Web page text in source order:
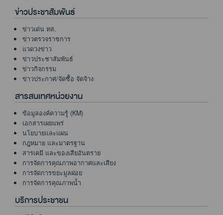
ข่าวประชาสัมพันธ์
ข่าวเด่น ทส.
ข่าวตรวจราชการ
แวดวงข่าว
ข่าวประชาสัมพันธ์
ข่าวกิจกรรม
ข่าวประกาศ/จัดซื้อ จัดจ้าง
สารสนเทศหน่วยงาน
ข้อมูลองค์ความรู้ (KM)
เอกสารเผยแพร่
นโยบายและแผน
กฎหมาย และมาตรฐาน
สารเคมี และของเสียอันตราย
การจัดการคุณภาพอากาศและเสียง
การจัดการขยะมูลฝอย
การจัดการคุณภาพน้ำ
บริการประชาชน